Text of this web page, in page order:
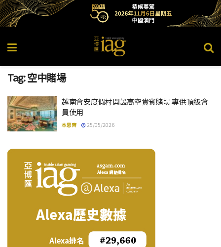
Tag:空中賭場
越南會安度假村開設高空貴賓賭場 專供頂級會
員使用
本思齊 25/05/2026